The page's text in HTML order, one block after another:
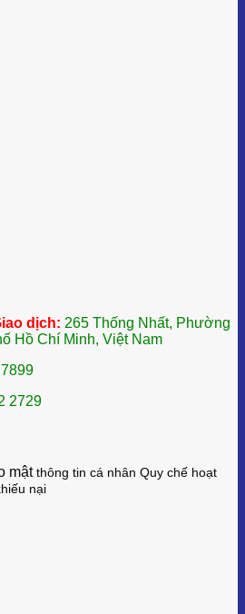
dịch: 265 Thống Nhất, Phường
Hồ Chí Minh, Việt Nam
2729
mậtthông tin cá nhân Quy chế hoạt
nại